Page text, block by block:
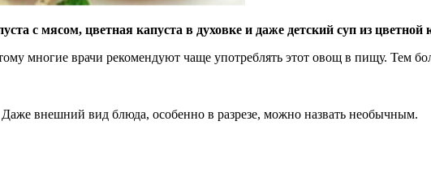
с мясом, цветная капуста в духовке и даже детский суп из цветной
многие врачи рекомендуют чаще употреблять этот овощ в пищу. Тем
Даже внешний вид блюда, особенно в разрезе, можно назвать необычным.